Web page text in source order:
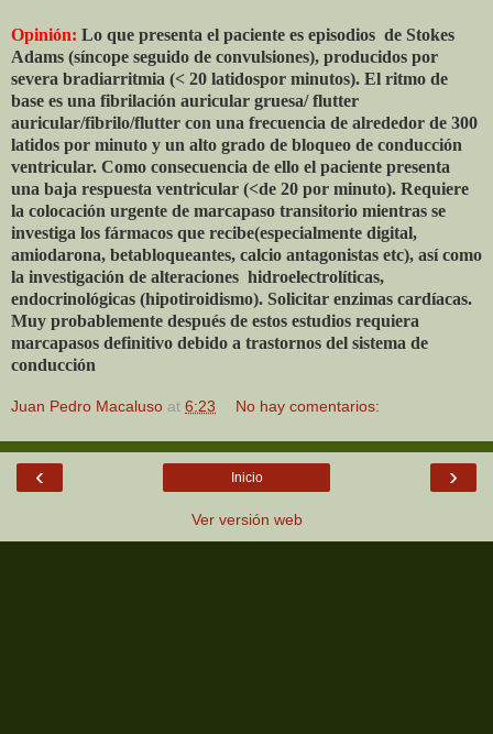
Opinión: Lo que presenta el paciente es episodios de Stokes
Adams (síncope seguido de convulsiones), producidos por
severa bradiarritmia (< 20 latidospor minutos). El ritmo de
base es una fibrilación auricular gruesa/ flutter
auricular/fibrilo/flutter con una frecuencia de alrededor de 300
latidos por minuto y un alto grado de bloqueo de conducción
ventricular. Como consecuencia de ello el paciente presenta
una baja respuesta ventricular (<de 20 por minuto). Requiere
la colocación urgente de marcapaso transitorio mientras se
investiga los fármacos que recibe(especialmente digital,
amiodarona, betabloqueantes, calcio antagonistas etc), así como
la investigación de alteraciones hidroelectrolíticas,
endocrinológicas (hipotiroidismo). Solicitar enzimas cardíacas.
Muy probablemente después de estos estudios requiera
marcapasos definitivo debido a trastornos del sistema de
conducción
Juan Pedro Macaluso at 6:23 No hay comentarios:
‹ ›
Inicio
Ver versión web